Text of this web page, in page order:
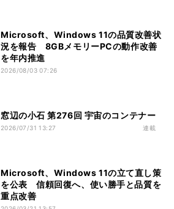
Microsoft、Windows 11の品質改善状
況を報告 8GBメモリーPCの動作改善
を年内推進
2026/08/03 07:26
窓辺の小石 第276回 宇宙のコンテナー
2026/07/31 13:27 連載
Microsoft、Windows 11の立て直し策
を公表 信頼回復へ、使い勝手と品質を
重点改善